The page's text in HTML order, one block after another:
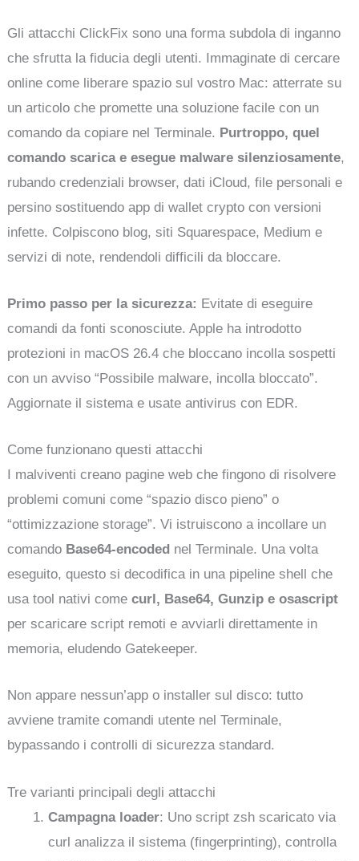
Gli attacchi ClickFix sono una forma subdola di inganno
che sfrutta la fiducia degli utenti. Immaginate di cercare
online come liberare spazio sul vostro Mac: atterrate su
un articolo che promette una soluzione facile con un
comando da copiare nel Terminale. Purtroppo, quel
comando scarica e esegue malware silenziosamente,
rubando credenziali browser, dati iCloud, file personali e
persino sostituendo app di wallet crypto con versioni
infette. Colpiscono blog, siti Squarespace, Medium e
servizi di note, rendendoli difficili da bloccare.
Primo passo per la sicurezza: Evitate di eseguire
comandi da fonti sconosciute. Apple ha introdotto
protezioni in macOS 26.4 che bloccano incolla sospetti
con un avviso “Possibile malware, incolla bloccato”.
Aggiornate il sistema e usate antivirus con EDR.
Come funzionano questi attacchi
I malviventi creano pagine web che fingono di risolvere
problemi comuni come “spazio disco pieno” o
“ottimizzazione storage”. Vi istruiscono a incollare un
comando Base64-encoded nel Terminale. Una volta
eseguito, questo si decodifica in una pipeline shell che
usa tool nativi comecurl, Base64, Gunzip e osascript
per scaricare script remoti e avviarli direttamente in
memoria, eludendo Gatekeeper.
Non appare nessun’app o installer sul disco: tutto
avviene tramite comandi utente nel Terminale,
bypassando i controlli di sicurezza standard.
Tre varianti principali degli attacchi
Campagna loader: Uno script zsh scaricato via
curl analizza il sistema (fingerprinting), controlla